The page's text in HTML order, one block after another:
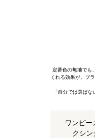
定番色の無地でも
くれる効果が。ブ
「自分では選ば
ワンピー
クシ